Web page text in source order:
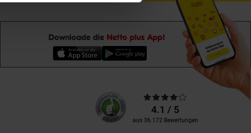
Downloade die Netto plus App!
Unsere
Kundenbewertungen
Durchschnittliche
Bewertungen4.1 / 5
aus 36.172 Bewertungen